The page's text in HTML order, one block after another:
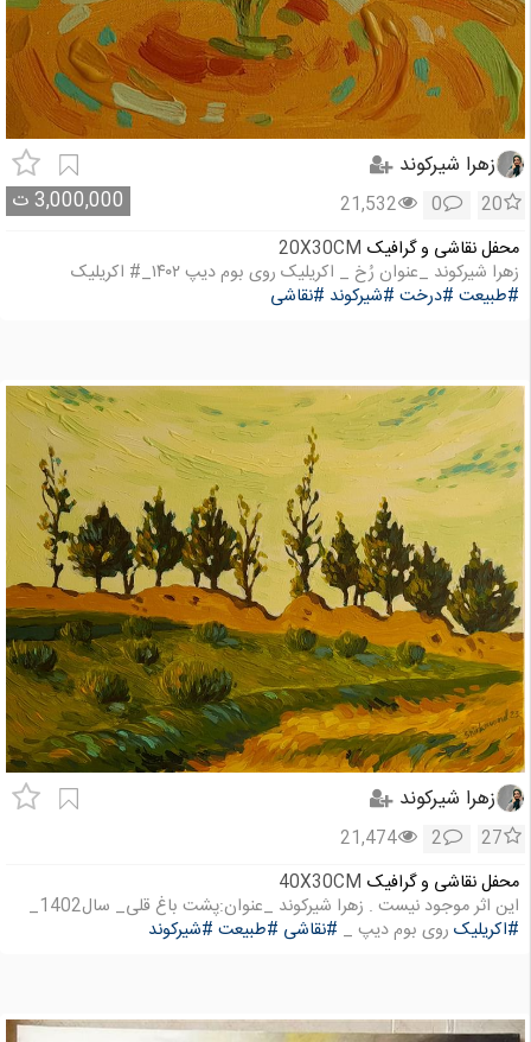
زهرا شیرکوند
3,000,000ت 20
0
21,532
محفل نقاشی و گرافیک 20X30CM
زهرا شیرکوند _عنوان رُخ _ اکریلیک روی بوم دیپ ۱۴۰۲_# اکریلیک
#طبیعت #درخت #شیرکوند #نقاشی
زهرا شیرکوند
27
2
21,474
محفل نقاشی و گرافیک 40X30CM
این اثر موجود نیست . زهرا شیرکوند _عنوان:پشت باغ قلی_ سال1402_
#اکریلیک روی بوم دیپ _ #نقاشی #طبیعت #شیرکوند